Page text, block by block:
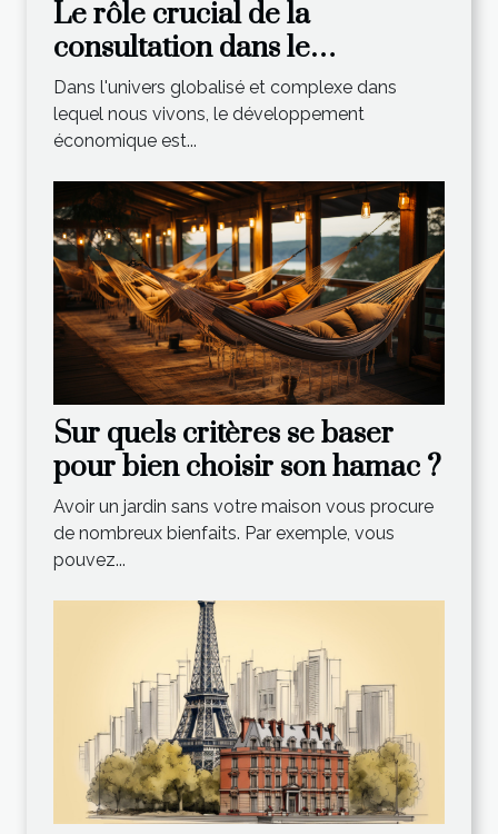
Le rôle crucial de la
consultation dans le
développement économique
Dans l'univers globalisé et complexe dans
lequel nous vivons, le développement
économique est...
Sur quels critères se baser
pour bien choisir son hamac ?
Avoir un jardin sans votre maison vous procure
de nombreux bienfaits. Par exemple, vous
pouvez...